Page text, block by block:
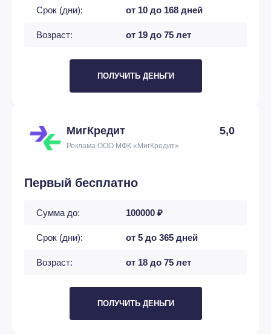
Срок (дни): от 10 до 168 дней
Возраст: от 19 до 75 лет
ПОЛУЧИТЬ ДЕНЬГИ
МигКредит 5,0
Реклама ООО МФК «МигКредит»
Первый бесплатно
Сумма до: 100000 ₽
Срок (дни): от 5 до 365 дней
Возраст: от 18 до 75 лет
ПОЛУЧИТЬ ДЕНЬГИ